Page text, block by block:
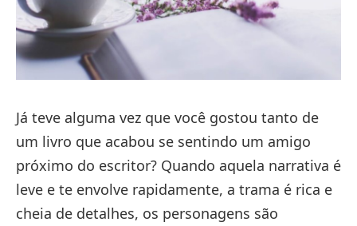
Já teve alguma vez que você gostou tanto de
um livro que acabou se sentindo um amigo
próximo do escritor? Quando aquela narrativa é
leve e te envolve rapidamente, a trama é rica e
cheia de detalhes, os personagens são